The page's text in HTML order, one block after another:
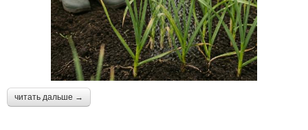
читать дальше →